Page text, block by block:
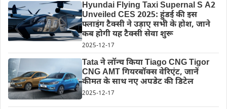
Hyundai Flying Taxi Supernal S A2
Unveiled CES 2025: हुंडई की इस
फ्लाइंग टैक्सी ने उड़ाए सभी के होश, जाने
कब होगी यह टैक्सी सेवा शुरू
2025-12-17
Tata ने लॉन्च किया Tiago CNG Tigor
CNG AMT गियरबॉक्स वेरिएंट, जानें
कीमत के साथ नए अपडेट की डिटेल
2025-12-17